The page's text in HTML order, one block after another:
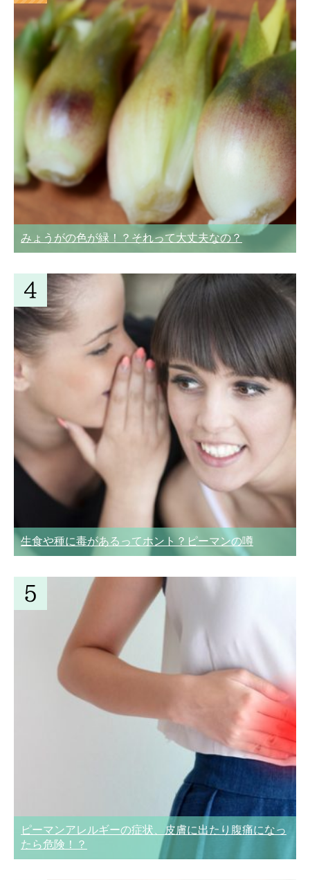
みょうがの色が緑！？それって大丈夫なの？
生食や種に毒があるってホント？ピーマンの噂
ピーマンアレルギーの症状、皮膚に出たり腹痛になっ
たら危険！？